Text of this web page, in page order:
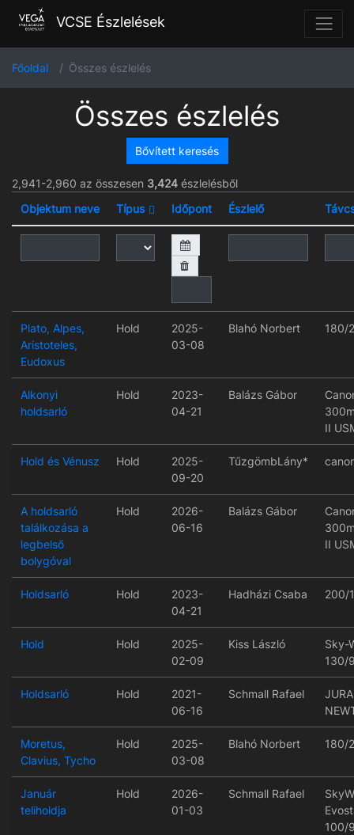
VCSE Észlelések
Főoldal Összes észlelés
Összes észlelés
Bővített keresés
2,941-2,960 az összesen 3,424 észlelésből
Objektum neve
Típus Időpont Észlelő
Plato, Alpes,
Aristoteles,
Eudoxus
Hold
2025-
03-08
Blahó Norbert 180/
Alkonyi
holdsarló
Hold
2023-
04-21
Balázs Gábor
II
Hold és Vénusz Hold
2025-
09-20
TűzgömbLány*
A holdsarló
találkozása a
legbelső
bolygóval
Hold
2026-
06-16
Balázs Gábor
II
Holdsarló Hold
2023-
04-21
Hadházi Csaba 200/
Hold Hold
2025-
02-09
Kiss László
Sky-
130/
Holdsarló Hold
2021-
06-16
Schmall Rafael
Moretus,
Clavius, Tycho
Hold
2025-
03-08
Blahó Norbert 180/
Január
teliholdja
Hold
2026-
01-03
Schmall Rafael
100/